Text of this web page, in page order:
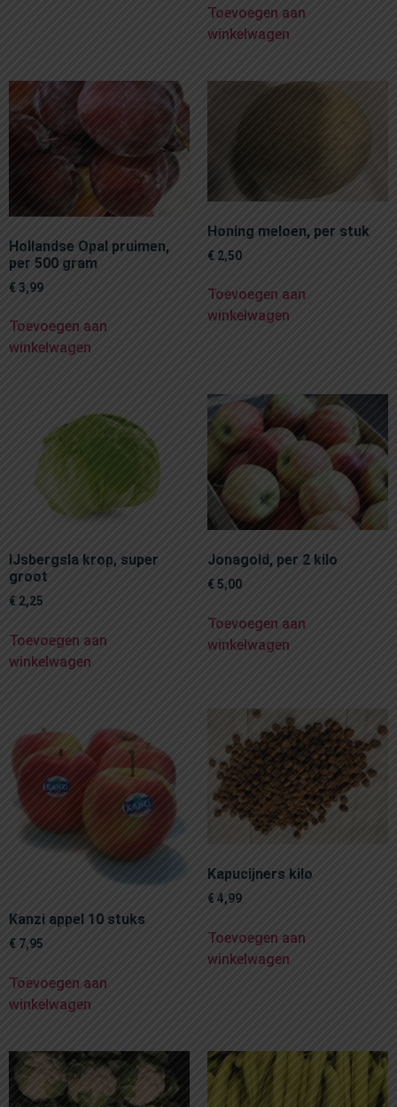
Toevoegen aan
winkelwagen
Hollandse Opal pruimen,
per 500 gram
€ 3,99
Toevoegen aan
winkelwagen
Honing meloen, per stuk
€ 2,50
Toevoegen aan
winkelwagen
IJsbergsla krop, super
groot
€ 2,25
Toevoegen aan
winkelwagen
Jonagold, per 2 kilo
€5,00
Toevoegen aan
winkelwagen
Kanzi appel 10 stuks
€ 7,95
Toevoegen aan
winkelwagen
Kapucijners kilo
€ 4,99
Toevoegen aan
winkelwagen